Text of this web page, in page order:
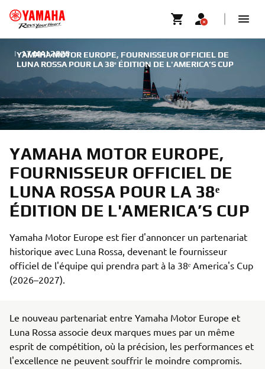
YAMAHA MOTOR EUROPE, FOURNISSEUR OFFICIEL DE
LUNA ROSSA POUR LA 38ᵉ ÉDITION DE L'AMERICA’S CUP
| 17 MAI 2026
YAMAHA MOTOR EUROPE,
FOURNISSEUR OFFICIEL DE
LUNA ROSSA POUR LA 38ᵉ
ÉDITION DE L'AMERICA’S CUP
Yamaha Motor Europe est fier d'annoncer un partenariat
historique avec Luna Rossa, devenant le fournisseur
officiel de l'équipe qui prendra part à la 38ᵉ America's Cup
(2026–2027).
Le nouveau partenariat entre Yamaha Motor Europe et
Luna Rossa associe deux marques mues par un même
esprit de compétition, où la précision, les performances et
l'excellence ne peuvent souffrir le moindre compromis.